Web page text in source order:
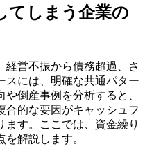
てしまう企業の
経営不振から債務超過、さ
スには、明確な共通パター
倒産事例を分析すると、
合的な要因がキャッシュフ
ます。ここでは、資金繰り
解説します。